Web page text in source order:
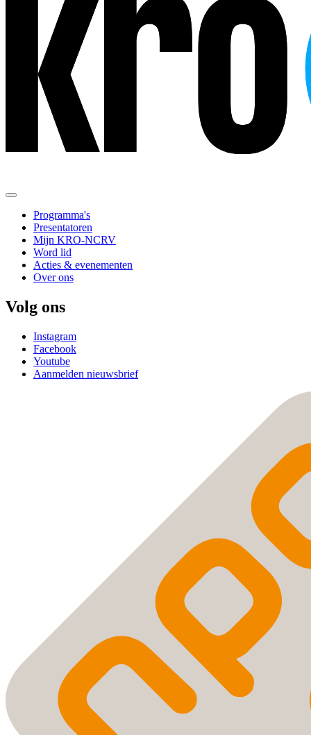
Programma's
Presentatoren
Mijn KRO-NCRV
Word lid
Acties & evenementen
Over ons
Volg ons
Instagram
Facebook
Youtube
Aanmelden nieuwsbrief